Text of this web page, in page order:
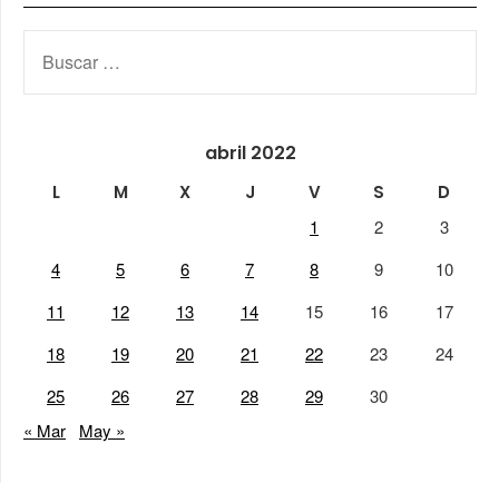
abril 2022
L M X J V S
D
1
2
3
4
5 6 7 8 9
10
11
12 13 14 15 16
17
18
19 20 21 22 23
24
25
26 27 28 29
30
« Mar
May »